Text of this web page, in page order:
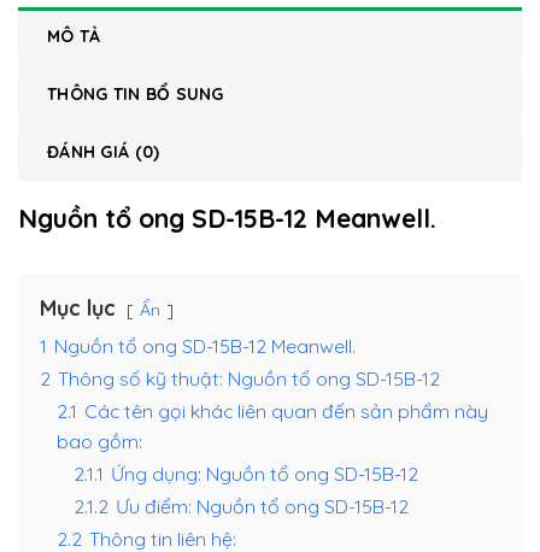
MÔ TẢ
THÔNG TIN BỔ SUNG
ĐÁNH GIÁ (0)
Nguồn tổ ong SD-15B-12 Meanwell.
Mục lục Ẩn
1 Nguồn tổ ong SD-15B-12 Meanwell.
2 Thông số kỹ thuật: Nguồn tổ ong SD-15B-12
2.1 Các tên gọi khác liên quan đến sản phẩm này
bao gồm:
2.1.1 Ứng dụng: Nguồn tổ ong SD-15B-12
2.1.2 Ưu điểm: Nguồn tổ ong SD-15B-12
2.2 Thông tin liên hệ: